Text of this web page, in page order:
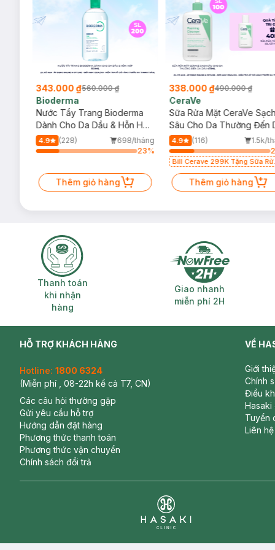
343.000 ₫560.000 ₫
Bioderma
Nước Tẩy Trang Bioderma
Dành Cho Da Dầu & Hỗn Hợp
500ml
4.9 (228)
698/tháng
23%
Thêm giỏ hàng
338.000 ₫490.000 ₫
CeraVe
Sữa Rửa Mặt CeraVe Sạch
Sâu Cho Da Thường Đến
Dầu 473ml
4.9 (116)
1.5k/
Bill Cerave 299K Tặng Sữa
Mặt Cerave 30ml (SL có hạn)
Thêm giỏ hàng
Thanh toán khi nhận hàng
Thanh toán
khi nhận
hàng
Giao nhanh
Giao nhanh
miễn phí 2H
HỖ TRỢ KHÁCH HÀNG
Hotline: 1800 6324
(Miễn phí , 08-22h kể cả T7, CN)
Các câu hỏi thường gặp
Gửi yêu cầu hỗ trợ
Hướng dẫn đặt hàng
Phương thức thanh toán
Phương thức vận chuyển
Chính sách đổi trả
VỀ
Giới
Chính
Điều
Hasaki
Tuyển
Liên hệ